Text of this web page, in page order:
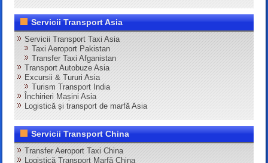
Servicii Transport Asia
Servicii Transport Taxi Asia
Taxi Aeroport Pakistan
Transfer Taxi Afganistan
Transport Autobuze Asia
Excursii & Tururi Asia
Turism Transport India
Închirieri Mașini Asia
Logistică și transport de marfă Asia
Servicii Transport China
Transfer Aeroport Taxi China
Logistică Transport Marfă China